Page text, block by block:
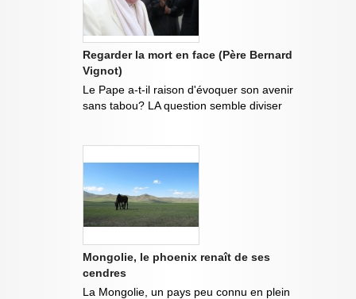
Regarder la mort en face (Père Bernard
Vignot)
Le Pape a-t-il raison d'évoquer son avenir
sans tabou? LA question semble diviser
Mongolie, le phoenix renaît de ses
cendres
La Mongolie, un pays peu connu en plein